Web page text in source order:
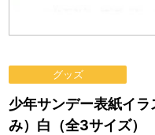
グッズ
少年サンデー表紙イ
み）白（全3サイズ）